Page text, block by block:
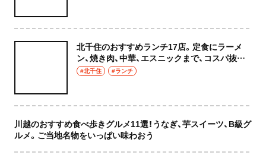
北千住のおすすめランチ17店。定食にラーメ
ン、焼き肉、中華、エスニックまで、コスパ抜群
な店もおしゃれな店も網羅してご紹介！
#北千住 #ランチ
川越のおすすめ食べ歩きグルメ11選！うなぎ、芋スイーツ、B級グ
ルメ。ご当地名物をいっぱい味わおう